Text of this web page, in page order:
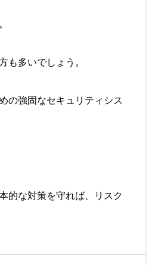
も多いでしょう。
の強固なセキュリティシス
的な対策を守れば、リスク